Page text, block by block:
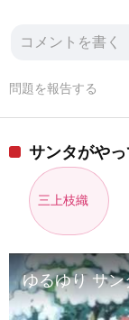
問題を報告する
サンタがや
三上枝織
ゆるゆり サ